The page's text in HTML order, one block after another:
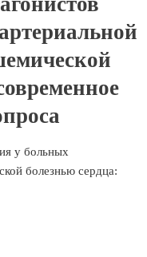
у больных
болезнью сердца: